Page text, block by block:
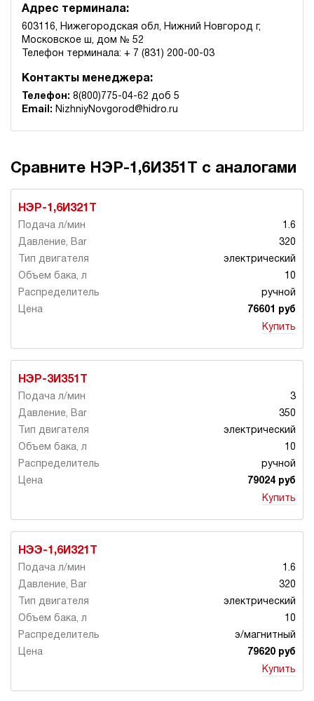
Адрес терминала:
603116, Нижегородская обл, Нижний Новгород г,
Московское ш, дом № 52
Телефон терминала: + 7 (831) 200-00-03
Контакты менеджера:
Телефон: 8(800)775-04-62 доб 5
Email: NizhniyNovgorod@hidro.ru
Сравните НЭР-1,6И351Т с аналогами
НЭР-1,6И321Т
1.6
320
электрический
10
ручной
76601 руб
Купить
НЭР-3И351Т
3
350
электрический
10
ручной
79024 руб
Купить
НЭЭ-1,6И321Т
1.6
320
электрический
10
э/магнитный
79620 руб
Купить